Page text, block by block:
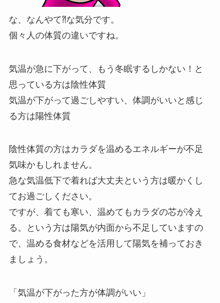
な、なんやて⁈な気分です。
個々人の体質の違いですね。
気温が急に下がって、もう冬眠するしかない！と
思っている方は陰性体質
気温が下がって過ごしやすい、体調がいいと感じ
る方は陽性体質
陰性体質の方はカラダを温めるエネルギーが不足
気味かもしれません。
急な気温低下で着れば大丈夫という方は暖かくし
てお過ごしください。
ですが、着ても寒い、温めてもカラダの芯が冷え
る。という方は陽気が内面から不足していますの
で、温める食材などを活用して陽気を補っておき
ましょう。
「気温が下がった方が体調がいい」